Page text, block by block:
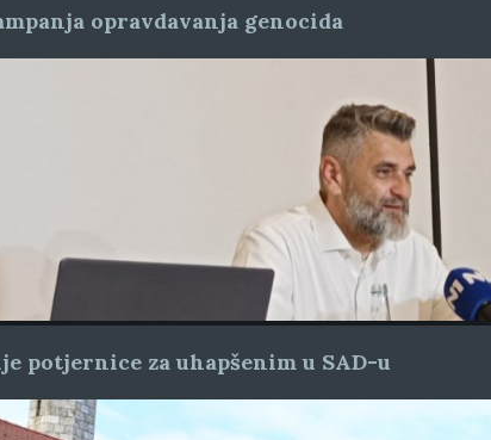
opravdavanja genocida
potjernice za uhapšenim u SAD-u